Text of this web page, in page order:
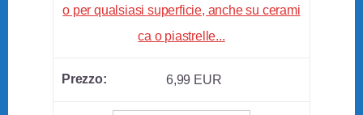
o per qualsiasi superficie, anche su cerami
ca o piastrelle...
6,99 EUR